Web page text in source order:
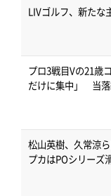
LIVゴルフ、新た
プロ3戦目Vの21歳
だけに集中」 当
松山英樹、久常涼
プカはPOシリーズ